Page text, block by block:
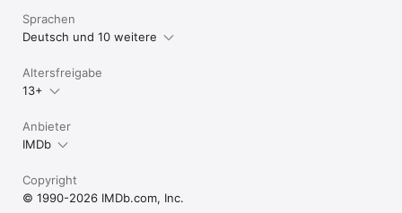
Sprachen
Deutsch und 10 weitere
Altersfreigabe
13+
Anbieter
IMDb
Copyright
© 1990-2026 IMDb.com, Inc.